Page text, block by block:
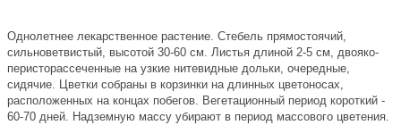
Однолетнее лекарственное растение. Стебель прямостоячий,
сильноветвистый, высотой 30-60 см. Листья длиной 2-5 см, двояко-
перисторассеченные на узкие нитевидные дольки, очередные,
сидячие. Цветки собраны в корзинки на длинных цветоносах,
расположенных на концах побегов. Вегетационный период короткий -
60-70 дней. Надземную массу убирают в период массового цветения.